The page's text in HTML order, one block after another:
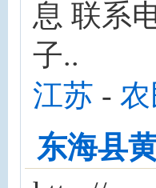
息 联系
子..
江苏 -
东海县